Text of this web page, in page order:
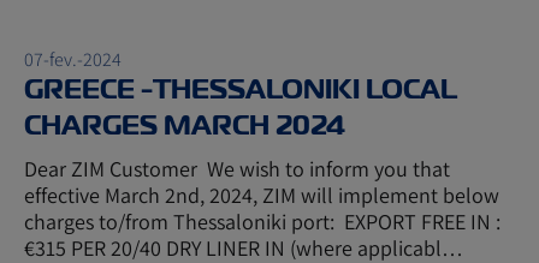
07-fev.-2024
GREECE -THESSALONIKI LOCAL
CHARGES MARCH 2024
Dear ZIM Customer We wish to inform you that
effective March 2nd, 2024, ZIM will implement below
charges to/from Thessaloniki port: EXPORT FREE IN :
€315 PER 20/40 DRY LINER IN (where applicabl…